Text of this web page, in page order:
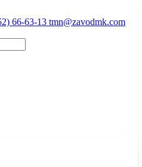
66-63-13 tmn@zavodmk.com